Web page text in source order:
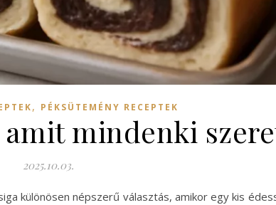
, PÉKSÜTEMÉNY RECEPTEK
mindenki
2025.10.03.
különösen népszerű választás, amikor egy kis